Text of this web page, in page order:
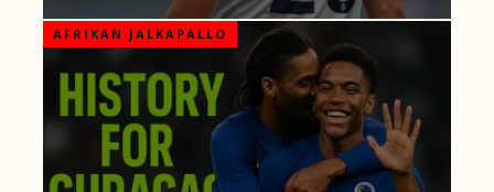
AFRIKAN JALKAPALLO